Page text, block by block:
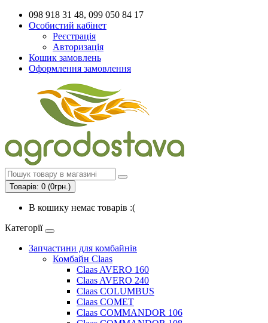
098 918 31 48, 099 050 84 17
Особистий кабінет
Реєстрація
Авторизація
Кошик замовлень
Оформлення замовлення
Товарів: 0 (0грн.)
В кошику немає товарів :(
Категорії
Запчастини для комбайнів
Комбайн Claas
Claas AVERO 160
Claas AVERO 240
Claas COLUMBUS
Claas COMET
Claas COMMANDOR 106